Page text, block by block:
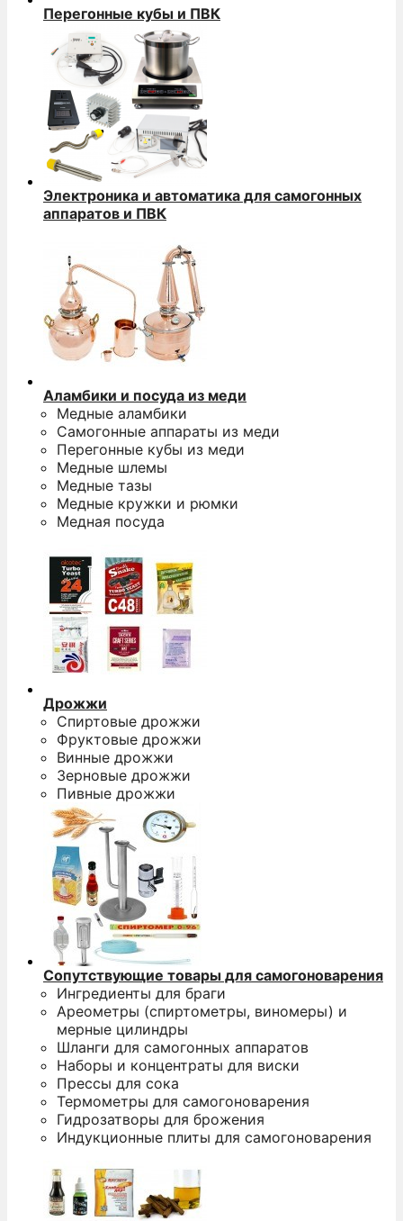
Перегонные кубы и ПВК
Электроника и автоматика для самогонных
аппаратов и ПВК
Аламбики и посуда из меди
Медные аламбики
Самогонные аппараты из меди
Перегонные кубы из меди
Медные шлемы
Медные тазы
Медные кружки и рюмки
Медная посуда
Дрожжи
Спиртовые дрожжи
Фруктовые дрожжи
Винные дрожжи
Зерновые дрожжи
Пивные дрожжи
Сопутствующие товары для самогоноварения
Ингредиенты для браги
Ареометры (спиртометры, виномеры) и
мерные цилиндры
Шланги для самогонных аппаратов
Наборы и концентраты для виски
Прессы для сока
Термометры для самогоноварения
Гидрозатворы для брожения
Индукционные плиты для самогоноварения